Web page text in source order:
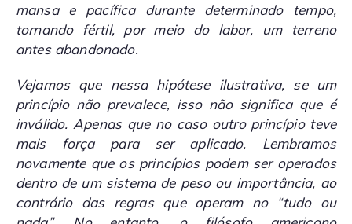
mansa e pacífica durante determinado tempo,
tornando fértil, por meio do labor, um terreno
antes abandonado.
Vejamos que nessa hipótese ilustrativa, se um
princípio não prevalece, isso não significa que é
inválido. Apenas que no caso outro princípio teve
mais força para ser aplicado. Lembramos
novamente que os princípios podem ser operados
dentro de um sistema de peso ou importância, ao
contrário das regras que operam no “tudo ou